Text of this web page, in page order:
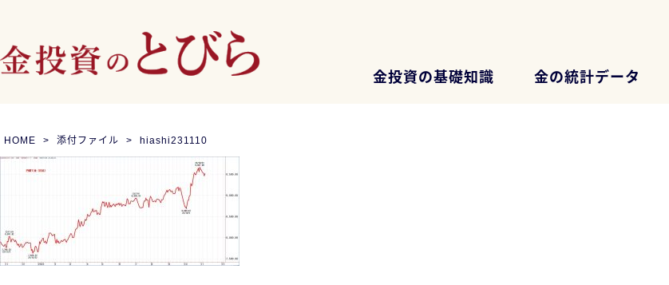
金投資の基礎知識 金の統計データ
HOME 添付ファイル hiashi231110